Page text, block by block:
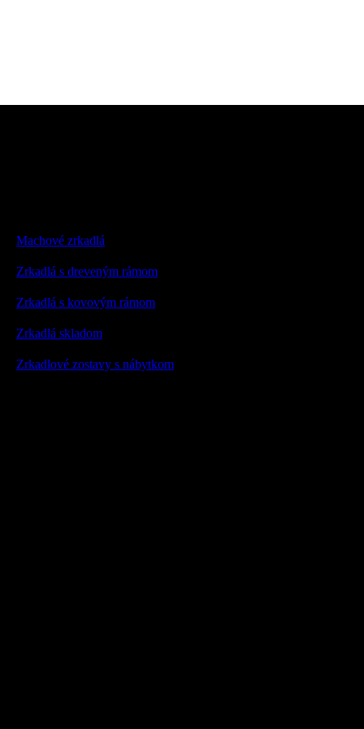
Machové zrkadlá
Zrkadlá s dreveným rámom
Zrkadlá s kovovým rámom
Zrkadlá skladom
Zrkadlové zostavy s nábytkom